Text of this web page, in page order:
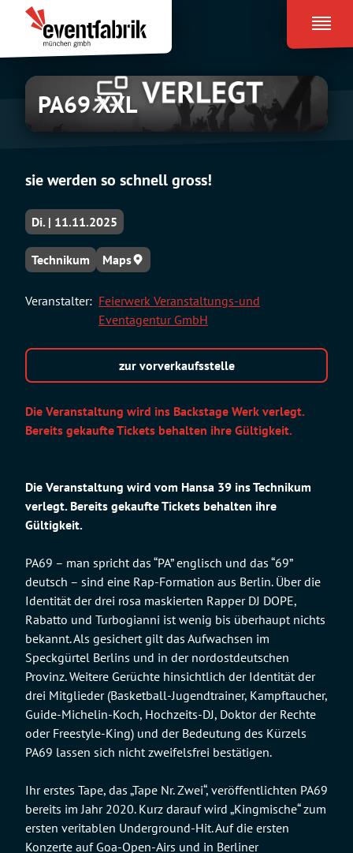
Inhalt
springen
Eventfabrik
München
PA69 XXL
sie werden so schnell gross!
Die Veranstaltung wird ins Backstage Werk verlegt.
Bereits gekaufte Tickets behalten ihre Gültigkeit.
Die Veranstaltung wird vom Hansa 39 ins Technikum
verlegt. Bereits gekaufte Tickets behalten ihre
Gültigkeit.
PA69 – man spricht das “PA” englisch und das “69”
deutsch – sind eine Rap-Formation aus Berlin. Über die
Identität der drei rosa maskierten Rapper DJ DOPE,
Rabatto und Turbogianni ist wenig bis überhaupt nichts
bekannt. Als gesichert gilt das Aufwachsen im
Speckgürtel Berlins und in der nordostdeutschen
Provinz. Weitere Gerüchte hinsichtlich der Identität der
drei Mitglieder (Basketball-Jugendtrainer, Kampftaucher,
Guide-Michelin-Koch, Hochzeits-DJ, Doktor der Rechte
oder Freestyle-King) und der Bedeutung des Kürzels
PA69 lassen sich nicht zweifelsfrei bestätigen.
Ihr erstes Tape, das „Tape Nr. Zwei“, veröffentlichten PA69
bereits im Jahr 2020. Kurz darauf wird „Kingmische“ zum
ersten veritablen Underground-Hit. Auf die ersten
Konzerte auf Goa-Open-Airs und in Berliner
Di. | 11.11.2025
Technikum Maps
Veranstalter: Feierwerk Veranstaltungs-und
Eventagentur GmbH
zur vorverkaufsstelle